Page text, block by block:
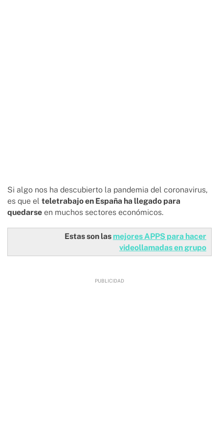
Si algo nos ha descubierto la pandemia del coronavirus,
es que el teletrabajo en España ha llegado para
quedarse en muchos sectores económicos.
Estas son las mejores APPS para hacer
videollamadas en grupo